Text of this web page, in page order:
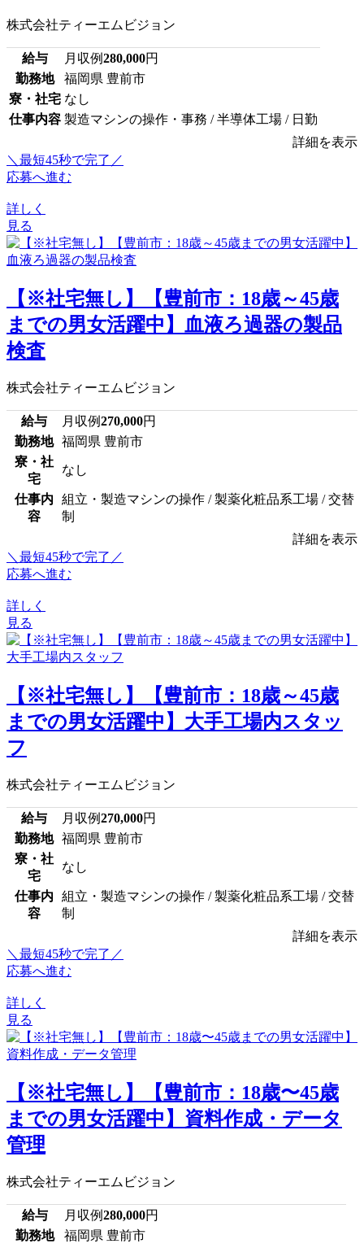
株式会社ティーエムビジョン
給与 月収例280,000円
勤務地
福岡県 豊前市
寮・社宅 なし
仕事内容 製造マシンの操作・事務 / 半導体工場 / 日勤
詳細を表示
＼最短45秒で完了／
応募へ進む
詳しく
見る
【※社宅無し】【豊前市：18歳～45歳
までの男女活躍中】血液ろ過器の製品
検査
株式会社ティーエムビジョン
給与 月収例270,000円
勤務地
福岡県 豊前市
寮・社
宅
なし
仕事内
容
組立・製造マシンの操作 / 製薬化粧品系工場 / 交替
制
詳細を表示
＼最短45秒で完了／
応募へ進む
詳しく
見る
【※社宅無し】【豊前市：18歳～45歳
までの男女活躍中】大手工場内スタッ
フ
株式会社ティーエムビジョン
給与 月収例270,000円
勤務地
福岡県 豊前市
寮・社
宅
なし
仕事内
容
組立・製造マシンの操作 / 製薬化粧品系工場 / 交替
制
詳細を表示
＼最短45秒で完了／
応募へ進む
詳しく
見る
【※社宅無し】【豊前市：18歳〜45歳
までの男女活躍中】資料作成・データ
管理
株式会社ティーエムビジョン
給与 月収例280,000円
勤務地
福岡県 豊前市